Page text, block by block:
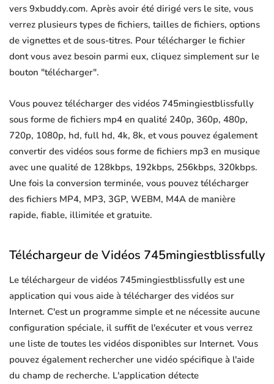
vers 9xbuddy.com. Après avoir été dirigé vers le site, vous
verrez plusieurs types de fichiers, tailles de fichiers, options
de vignettes et de sous-titres. Pour télécharger le fichier
dont vous avez besoin parmi eux, cliquez simplement sur le
bouton "télécharger".
Vous pouvez télécharger des vidéos 745mingiestblissfully
sous forme de fichiers mp4 en qualité 240p, 360p, 480p,
720p, 1080p, hd, full hd, 4k, 8k, et vous pouvez également
convertir des vidéos sous forme de fichiers mp3 en musique
avec une qualité de 128kbps, 192kbps, 256kbps, 320kbps.
Une fois la conversion terminée, vous pouvez télécharger
des fichiers MP4, MP3, 3GP, WEBM, M4A de manière
rapide, fiable, illimitée et gratuite.
Téléchargeur de Vidéos 745mingiestblissfully
Le téléchargeur de vidéos 745mingiestblissfully est une
application qui vous aide à télécharger des vidéos sur
Internet. C'est un programme simple et ne nécessite aucune
configuration spéciale, il suffit de l'exécuter et vous verrez
une liste de toutes les vidéos disponibles sur Internet. Vous
pouvez également rechercher une vidéo spécifique à l'aide
du champ de recherche. L'application détecte